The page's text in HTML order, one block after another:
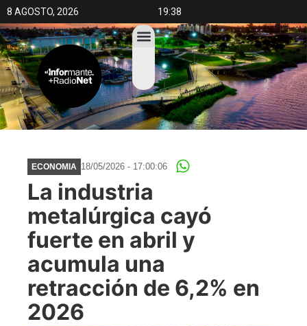
8 AGOSTO, 2026 19:38
ECONOMIA 18/05/2026 - 17:00:06
La industria
metalúrgica cayó
fuerte en abril y
acumula una
retracción de 6,2% en
2026